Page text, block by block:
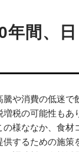
間、日
や消費の低迷で
税の可能性もあ
様ななか、食材
供するための施策